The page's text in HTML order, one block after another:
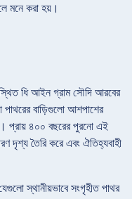
মনে করা হয়।
ধি আইন গ্রাম সৌদি আরবের
বাড়িগুলো আশপাশের
প্রায় ৪০০ বছরের পুরনো এই
দৃশ্য তৈরি করে এবং ঐতিহ্যবাহী
যেগুলো স্থানীয়ভাবে সংগৃহীত পাথর